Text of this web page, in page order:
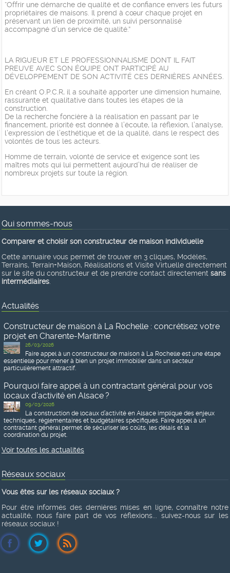
“Offrir une démarche de qualité et de confiance envers les futurs
propriétaires de maisons. Il prend à cœur chaque projet en
préservant un lien de proximité, un suivi personnalisé
accompagné d’un service de qualité.”
LA RIGUEUR ET LE PROFESSIONNALISME DONT IL FAIT
PREUVE AVEC SON ÉQUIPE ONT PARTICIPÉ AU
DÉVELOPPEMENT DE SON ACTIVITÉ CES DERNIÈRES ANNÉES.
En créant O.P.C.R, il a souhaité apporter une dimension humaine,
rassurante et qualitative dans toutes les étapes de la
construction.
De la recherche foncière à la réalisation en passant par le
financement, priorité est donnée à l’écoute, la réflexion, l’analyse,
l’expression de l’esthétique et de la qualité, dans le respect des
volontés de tous les acteurs.
Homme de terrain, volonté de service et exigence sont les
maîtres mots qui lui permettent aujourd’hui de réaliser de
nombreux projets sur toute la région.
Qui sommes-nous
Comparer et choisir son constructeur de maison individuelle
Cette annuaire vous permet de trouver en 3 cliques, Modèles,
Terrains, Terrain+Maison, Réalisations et Visite Virtuelle directement
sur le site du constructeur et de prendre contact directement sans
intermédiaires.
Actualités
Constructeur de maison à La Rochelle : concrétisez votre
projet en Charente-Maritime
26/03/2026
Faire appel à un constructeur de maison à La Rochelle est une étape
essentielle pour mener à bien un projet immobilier dans un secteur
particulièrement attractif.
Pourquoi faire appel à un contractant général pour vos
locaux d’activité en Alsace ?
09/03/2026
La construction de locaux d’activité en Alsace implique des enjeux
techniques, réglementaires et budgétaires spécifiques. Faire appel à un
contractant général permet de sécuriser les coûts, les délais et la
coordination du projet.
Voir toutes les actualités
Réseaux sociaux
Vous êtes sur les réseaux sociaux ?
Pour être informés des dernières mises en ligne, connaître notre
actualité, nous faire part de vos réflexions... suivez-nous sur les
réseaux sociaux !